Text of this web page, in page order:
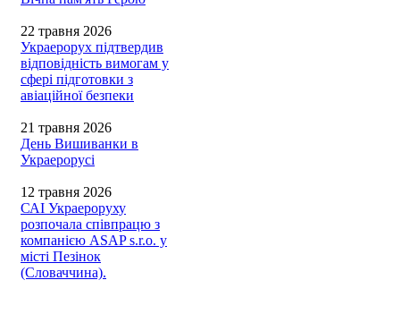
22 травня 2026
Украерорух підтвердив
відповідність вимогам у
сфері підготовки з
авіаційної безпеки
21 травня 2026
День Вишиванки в
Украерорусі
12 травня 2026
САІ Украероруху
розпочала співпрацю з
компанією ASAP s.r.o. у
місті Пезінок
(Словаччина).